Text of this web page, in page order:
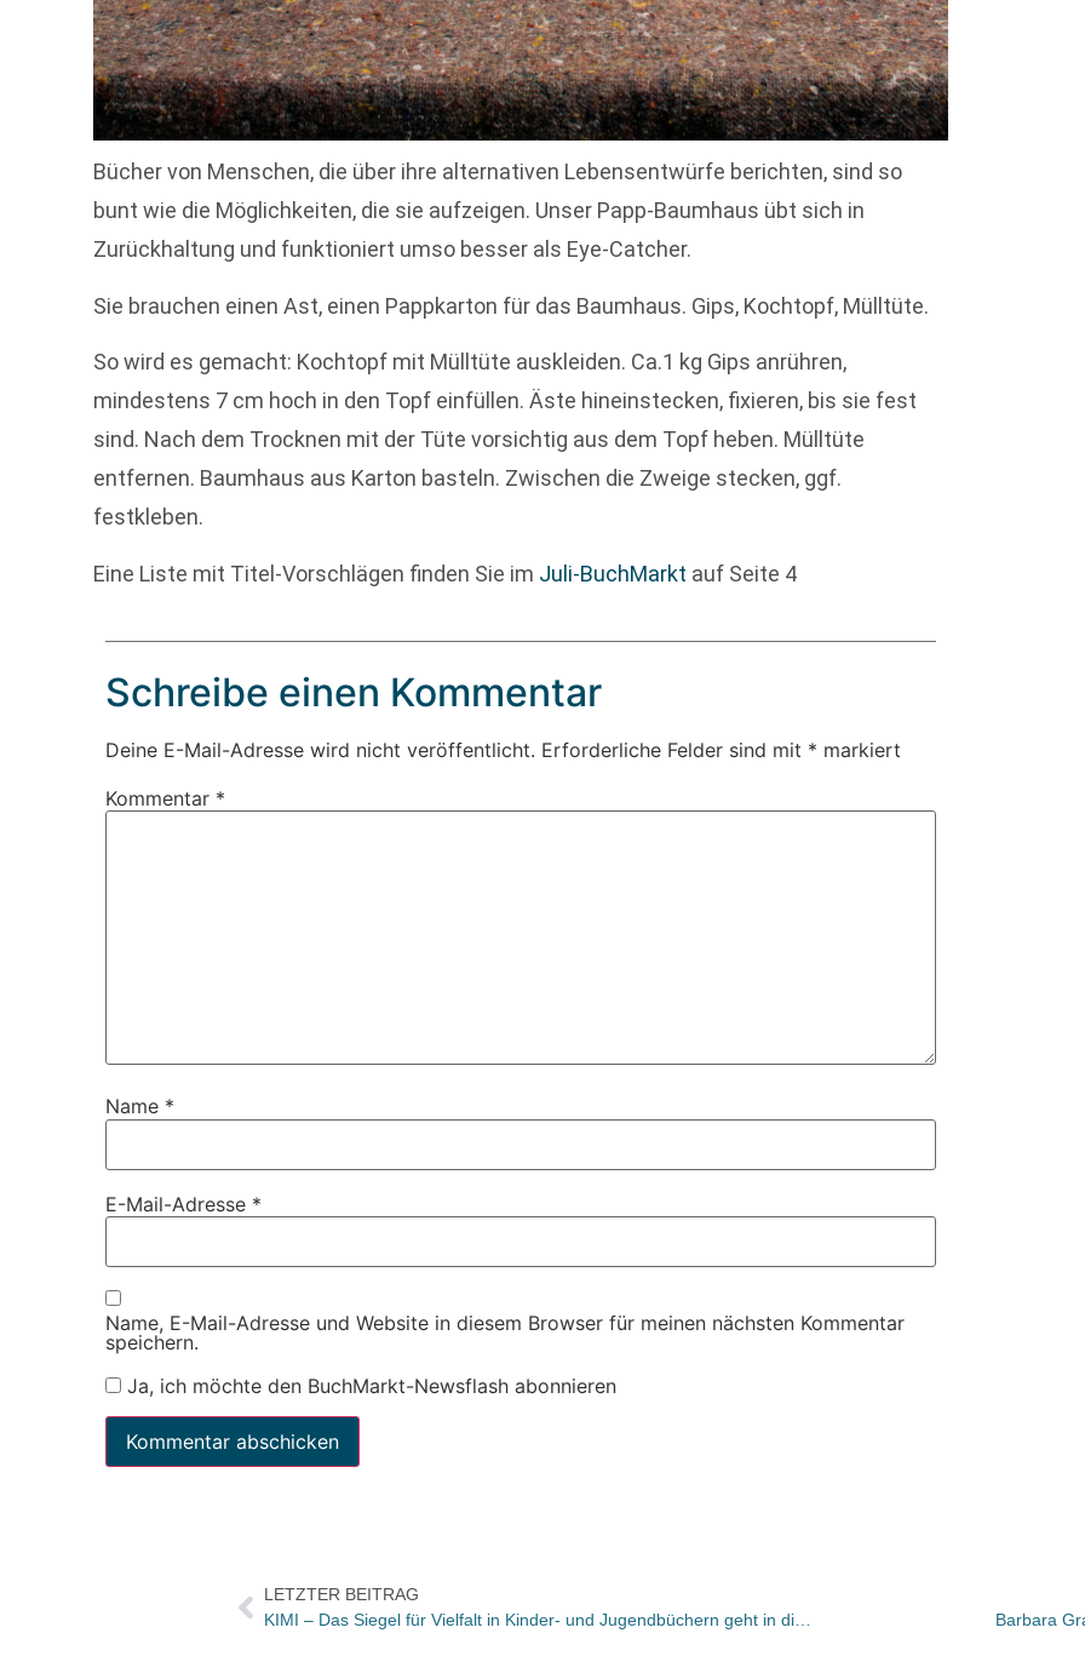
Bücher von Menschen, die über ihre alternativen Lebensentwürfe berichten, sind so
bunt wie die Möglichkeiten, die sie aufzeigen. Unser Papp-Baumhaus übt sich in
Zurückhaltung und funktioniert umso besser als Eye-Catcher.
Sie brauchen einen Ast, einen Pappkarton für das Baumhaus. Gips, Kochtopf, Mülltüte.
So wird es gemacht: Kochtopf mit Mülltüte auskleiden. Ca.1 kg Gips anrühren,
mindestens 7 cm hoch in den Topf einfüllen. Äste hineinstecken, fixieren, bis sie fest
sind. Nach dem Trocknen mit der Tüte vorsichtig aus dem Topf heben. Mülltüte
entfernen. Baumhaus aus Karton basteln. Zwischen die Zweige stecken, ggf.
festkleben.
Eine Liste mit Titel-Vorschlägen finden Sie im Juli-BuchMarkt auf Seite 4
Schreibe einen Kommentar
Deine E-Mail-Adresse wird nicht veröffentlicht. Erforderliche Felder sind mit * markiert
Kommentar *
Name *
E-Mail-Adresse *
Name, E-Mail-Adresse und Website in diesem Browser für meinen nächsten Kommentar
speichern.
Ja, ich möchte den BuchMarkt-Newsflash abonnieren
LETZTER BEITRAG
Barbara